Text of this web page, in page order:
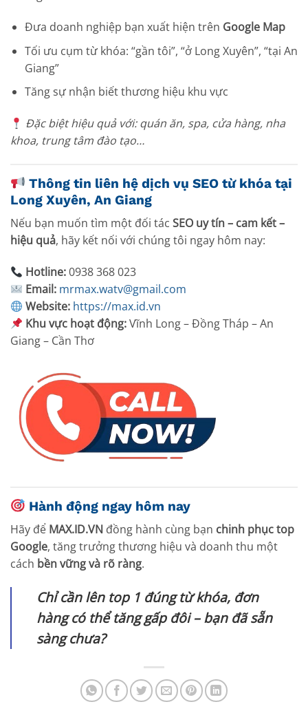
Đưa doanh nghiệp bạn xuất hiện trên Google Map
Tối ưu cụm từ khóa: “gần tôi”, “ở Long Xuyên”, “tại An
Giang”
Tăng sự nhận biết thương hiệu khu vực
Đặc biệt hiệu quả với: quán ăn, spa, cửa hàng, nha
khoa, trung tâm đào tạo…
Thông tin liên hệ dịch vụ SEO từ khóa tại
Long Xuyên, An Giang
Nếu bạn muốn tìm một đối tác SEO uy tín – cam kết –
hiệu quả, hãy kết nối với chúng tôi ngay hôm nay:
Hotline:0938 368 023
Email: mrmax.watv@gmail.com
Website: https://max.id.vn
Khu vực hoạt động:Vĩnh Long – Đồng Tháp – An
Giang – Cần Thơ
Hành động ngay hôm nay
Hãy để MAX.ID.VN đồng hành cùng bạn chinh phục top
Google, tăng trưởng thương hiệu và doanh thu một
cách bền vững và rõ ràng.
Chỉ cần lên top 1 đúng từ khóa, đơn
hàng có thể tăng gấp đôi – bạn đã sẵn
sàng chưa?